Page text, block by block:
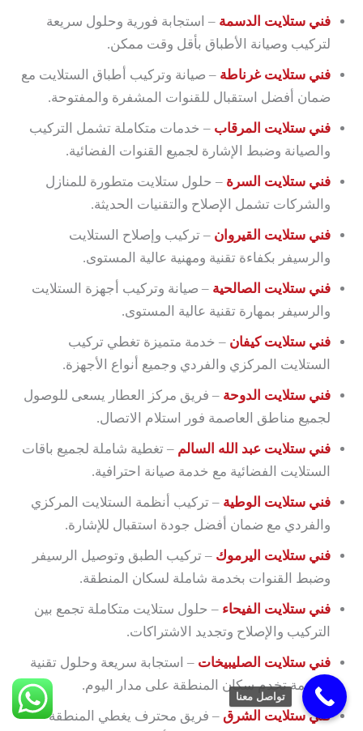
فني ستلايت الدسمة – استجابة فورية وحلول سريعة
لتركيب وصيانة الأطباق بأقل وقت ممكن.
فني ستلايت غرناطة – صيانة وتركيب أطباق الستلايت مع
ضمان أفضل استقبال للقنوات المشفرة والمفتوحة.
فني ستلايت المرقاب – خدمات متكاملة تشمل التركيب
والصيانة وضبط الإشارة لجميع القنوات الفضائية.
فني ستلايت السرة – حلول ستلايت متطورة للمنازل
والشركات تشمل الإصلاح والتقنيات الحديثة.
فني ستلايت القيروان – تركيب وإصلاح الستلايت
والرسيفر بكفاءة تقنية ومهنية عالية المستوى.
فني ستلايت الصالحية – صيانة وتركيب أجهزة الستلايت
والرسيفر بمهارة تقنية عالية المستوى.
فني ستلايت كيفان – خدمة متميزة تغطي تركيب
الستلايت المركزي والفردي وجميع أنواع الأجهزة.
فني ستلايت الدوحة – فريق مركز العطار يسعى للوصول
لجميع مناطق العاصمة فور استلام الاتصال.
فني ستلايت عبد الله السالم – تغطية شاملة لجميع باقات
الستلايت الفضائية مع خدمة صيانة احترافية.
فني ستلايت الوطية – تركيب أنظمة الستلايت المركزي
والفردي مع ضمان أفضل جودة استقبال للإشارة.
فني ستلايت اليرموك – تركيب الطبق وتوصيل الرسيفر
وضبط القنوات بخدمة شاملة لسكان المنطقة.
فني ستلايت الفيحاء – حلول ستلايت متكاملة تجمع بين
التركيب والإصلاح وتجديد الاشتراكات.
فني ستلايت الصليبيخات – استجابة سريعة وحلول تقنية
متقدمة تخدم سكان المنطقة على مدار اليوم.
فني ستلايت الشرق – فريق محترف يغطي المنطقة
تواصل معنا